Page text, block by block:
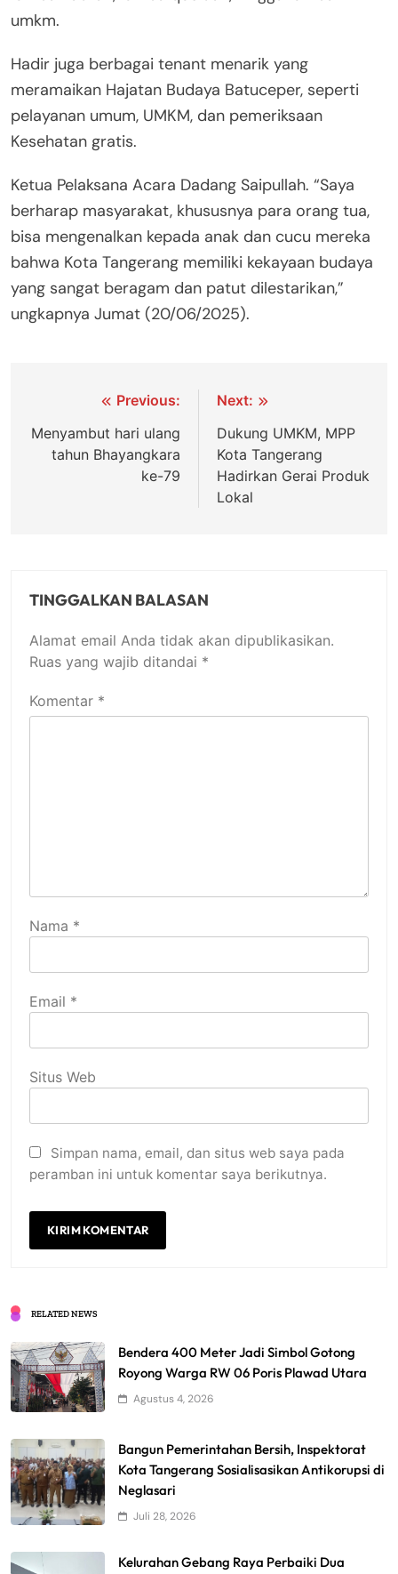
umkm.
Hadir juga berbagai tenant menarik yang
meramaikan Hajatan Budaya Batuceper, seperti
pelayanan umum, UMKM, dan pemeriksaan
Kesehatan gratis.
Ketua Pelaksana Acara Dadang Saipullah. “Saya
berharap masyarakat, khususnya para orang tua,
bisa mengenalkan kepada anak dan cucu mereka
bahwa Kota Tangerang memiliki kekayaan budaya
yang sangat beragam dan patut dilestarikan,”
ungkapnya Jumat (20/06/2025).
Navigasi
pos
Previous:
Menyambut hari ulang
tahun Bhayangkara
ke-79
Next:
Dukung UMKM, MPP
Kota Tangerang
Hadirkan Gerai Produk
Lokal
TINGGALKAN BALASAN
Alamat email Anda tidak akan dipublikasikan.
Ruas yang wajib ditandai *
Komentar *
Nama *
Email *
Situs Web
Simpan nama, email, dan situs web saya pada
peramban ini untuk komentar saya berikutnya.
RELATED NEWS
Bendera 400 Meter Jadi Simbol Gotong
Royong Warga RW 06 Poris Plawad Utara
Agustus 4, 2026
Bangun Pemerintahan Bersih, Inspektorat
Kota Tangerang Sosialisasikan Antikorupsi di
Neglasari
Juli 28, 2026
Kelurahan Gebang Raya Perbaiki Dua